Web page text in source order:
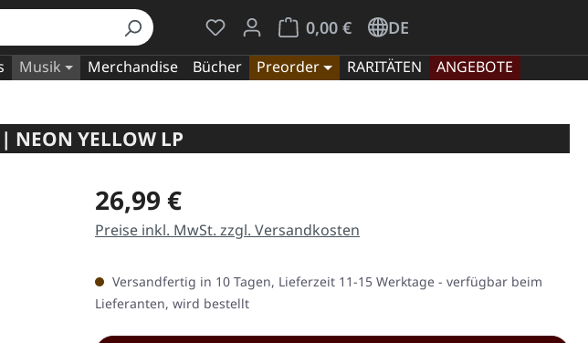
Du hast 0 Produkte auf dem Merkzettel
0,00 €
Warenkorb enthält 0 Positionen. Der
DE
Musik Merchandise Bücher Preorder RARITÄTEN
ANGEBOTE
NEON YELLOW LP
Regulärer Preis:
26,99 €
Preise inkl. MwSt. zzgl. Versandkosten
Versandfertig in 10 Tagen, Lieferzeit 11-15 Werktage - verfügbar beim
Lieferanten, wird bestellt